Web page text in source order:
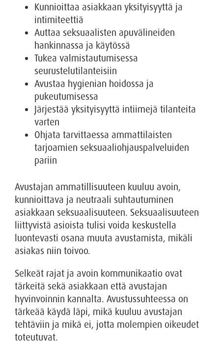
Kunnioittaa asiakkaan yksityisyyttä ja
intimiteettiä
Auttaa seksuaalisten apuvälineiden
hankinnassa ja käytössä
Tukea valmistautumisessa
seurustelutilanteisiin
Avustaa hygienian hoidossa ja
pukeutumisessa
Järjestää yksityisyyttä intiimejä tilanteita
varten
Ohjata tarvittaessa ammattilaisten
tarjoamien seksuaaliohjauspalveluiden
pariin
Avustajan ammatillisuuteen kuuluu avoin,
kunnioittava ja neutraali suhtautuminen
asiakkaan seksuaalisuuteen. Seksuaalisuuteen
liittyvistä asioista tulisi voida keskustella
luontevasti osana muuta avustamista, mikäli
asiakas niin toivoo.
Selkeät rajat ja avoin kommunikaatio ovat
tärkeitä sekä asiakkaan että avustajan
hyvinvoinnin kannalta. Avustussuhteessa on
tärkeää käydä läpi, mikä kuuluu avustajan
tehtäviin ja mikä ei, jotta molempien oikeudet
toteutuvat.